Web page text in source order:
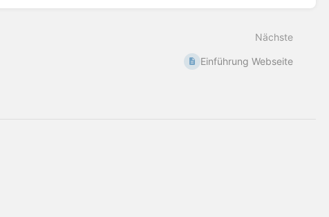
Nächste
Einführung Webseite